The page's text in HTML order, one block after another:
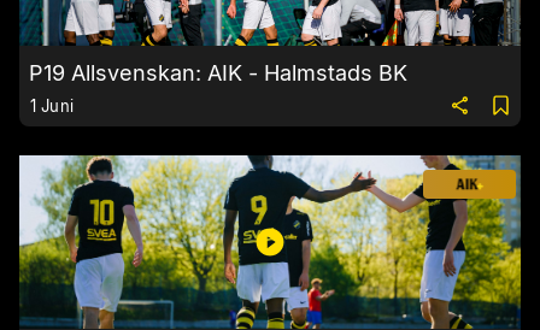
P19 Allsvenskan: AIK - Halmstads BK
1 Juni